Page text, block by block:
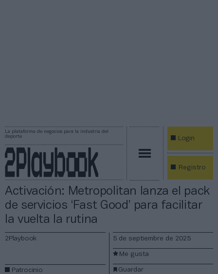
La plataforma de negocios para la industria del
deporte
Login
Registro
Activación: Metropolitan lanza el pack
de servicios ‘Fast Good’ para facilitar
la vuelta la rutina
2Playbook
Patrocinio
5 de septiembre de 2025
Guardar
Me gusta